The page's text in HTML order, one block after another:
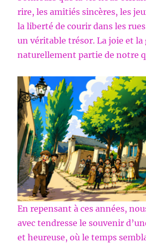
rire, les amitiés sincères, les
la liberté de courir dans les
un véritable trésor. La joie et la
naturellement partie de notre
En repensant à ces années,
avec tendresse le souvenir
et heureuse, où le temps